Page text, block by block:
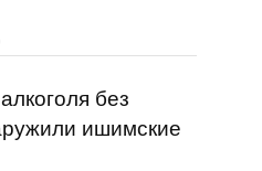
без
ишимские